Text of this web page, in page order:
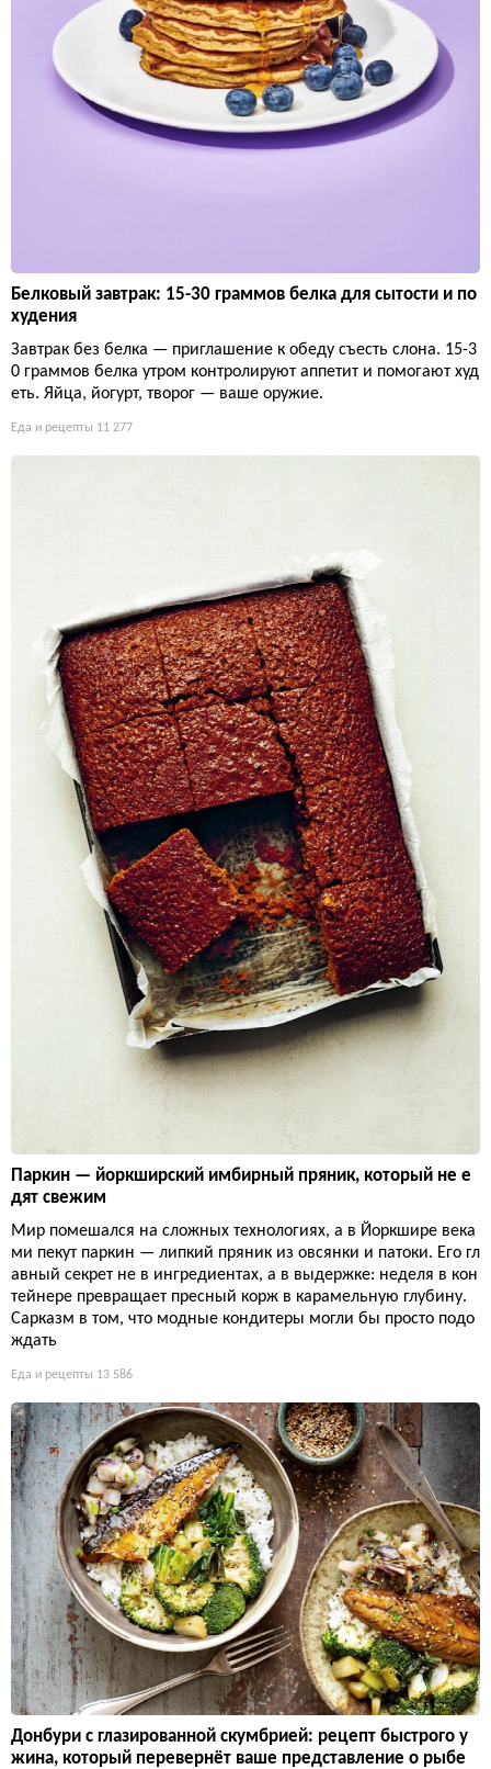
Белковый завтрак: 15-30 граммов белка для сытости и по
худения
Завтрак без белка — приглашение к обеду съесть слона. 15-3
0 граммов белка утром контролируют аппетит и помогают худ
еть. Яйца, йогурт, творог — ваше оружие.
Еда и рецепты 11 277
Паркин — йоркширский имбирный пряник, который не е
дят свежим
Мир помешался на сложных технологиях, а в Йоркшире века
ми пекут паркин — липкий пряник из овсянки и патоки. Его гл
авный секрет не в ингредиентах, а в выдержке: неделя в кон
тейнере превращает пресный корж в карамельную глубину.
Сарказм в том, что модные кондитеры могли бы просто подо
ждать
Еда и рецепты 13 586
Донбури с глазированной скумбрией: рецепт быстрого у
жина, который перевернёт ваше представление о рыбе